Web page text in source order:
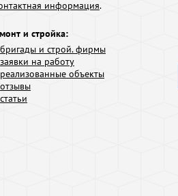
информация.
и стройка:
бригады и строй. фирмы
заявки на работу
реализованные объекты
отзывы
статьи